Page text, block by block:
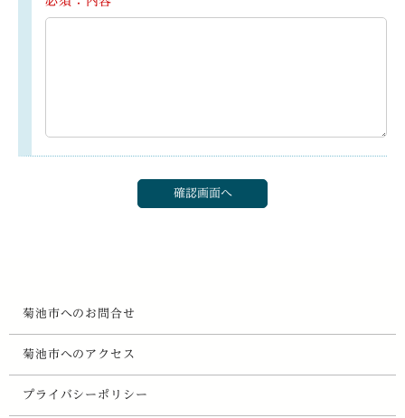
菊池市へのお問合せ
菊池市へのアクセス
プライバシーポリシー